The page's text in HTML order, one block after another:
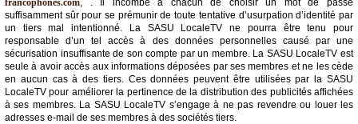
suffisamment sûr pour se prémunir de toute tentative d’usurpation d’identité par
un tiers mal intentionné. La SASU LocaleTV ne pourra être tenu pour
responsable d’un tel accès à des données personnelles causé par une
sécurisation insuffisante de son compte par un membre. La SASU LocaleTV est
seule à avoir accès aux informations déposées par ses membres et ne les cède
en aucun cas à des tiers. Ces données peuvent être utilisées par la SASU
LocaleTV pour améliorer la pertinence de la distribution des publicités affichées
à ses membres. La SASU LocaleTV s’engage à ne pas revendre ou louer les
adresses e-mail de ses membres à des sociétés tiers.